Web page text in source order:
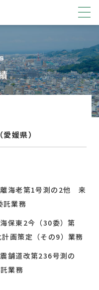
媛県）
海老第1号測の2他 来
託業務
保東2今（30委）第
画策定（その9）業務
舗道改第236号測の
業務